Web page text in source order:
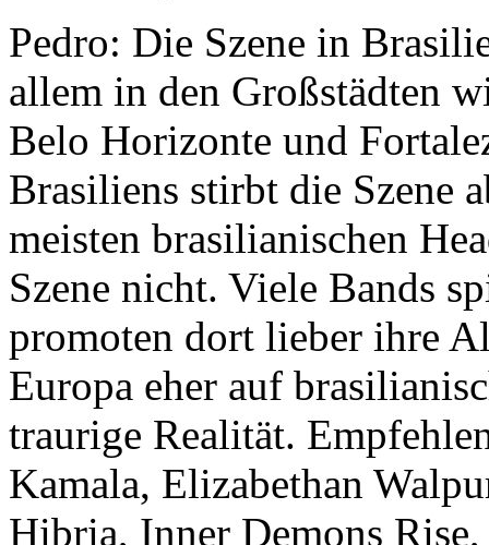
Pedro: Die Szene in
allem in den Großstädten
Belo Horizonte und
Brasiliens stirbt die Szene
meisten brasilianischen
Szene nicht. Viele Bands
promoten dort lieber ihre
Europa eher auf
traurige Realität.
Kamala, Elizabethan
Hibria, Inner Demons